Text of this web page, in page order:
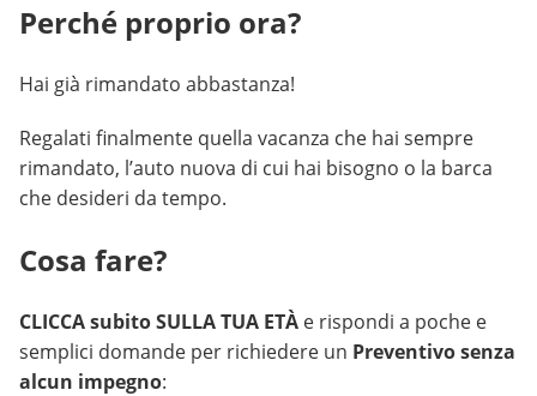
Perché proprio ora?
Hai già rimandato abbastanza!
Regalati finalmente quella vacanza che hai sempre
rimandato, l’auto nuova di cui hai bisogno o la barca
che desideri da tempo.
Cosa fare?
CLICCA subito SULLA TUA ETÀ e rispondi a poche e
semplici domande per richiedere un Preventivo senza
alcun impegno: